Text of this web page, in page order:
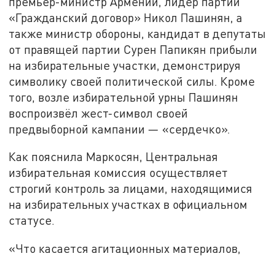
«Гражданский договор» Никол Пашинян, а
также министр обороны, кандидат в депутаты
от правящей партии Сурен Папикян прибыли
на избирательные участки, демонстрируя
символику своей политической силы. Кроме
того, возле избирательной урны Пашинян
воспроизвёл жест-символ своей
предвыборной кампании — «сердечко».
Как пояснила Маркосян, Центральная
избирательная комиссия осуществляет
строгий контроль за лицами, находящимися
на избирательных участках в официальном
статусе.
«Что касается агитационных материалов,